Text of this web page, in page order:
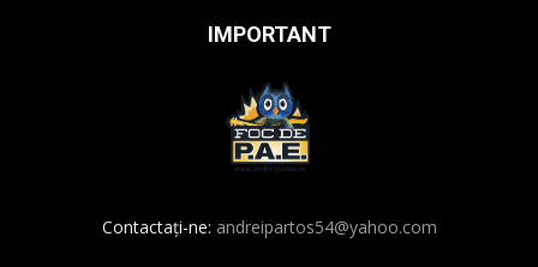
IMPORTANT
Contactați-ne: andreipartos54@yahoo.com